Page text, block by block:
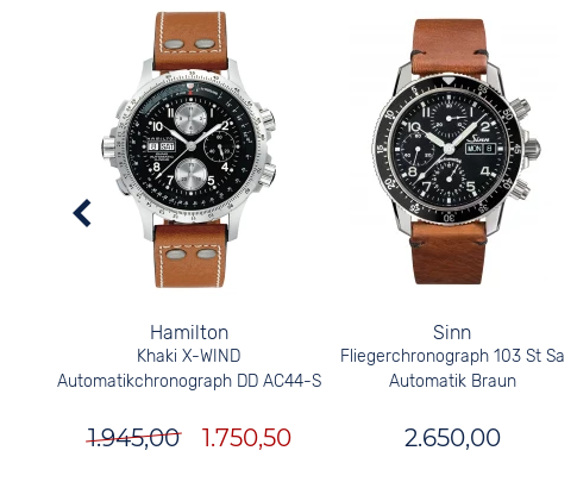
Hamilton
Khaki X-WIND
Automatikchronograph DD AC44-S
1.945,00 1.750,50
Sinn
Fliegerchronograph 103 St Sa
Automatik Braun
2.650,00